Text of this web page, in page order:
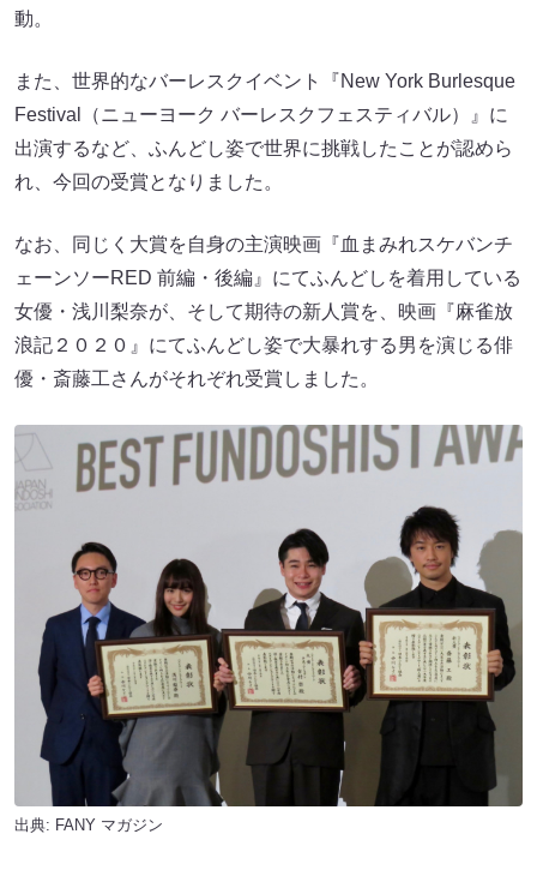
動。
また、世界的なバーレスクイベント『New York Burlesque
Festival（ニューヨーク バーレスクフェスティバル）』に
出演するなど、ふんどし姿で世界に挑戦したことが認めら
れ、今回の受賞となりました。
なお、同じく大賞を自身の主演映画『血まみれスケバンチ
ェーンソーRED 前編・後編』にてふんどしを着用している
女優・浅川梨奈が、そして期待の新人賞を、映画『麻雀放
浪記２０２０』にてふんどし姿で大暴れする男を演じる俳
優・斎藤工さんがそれぞれ受賞しました。
出典: FANY マガジン